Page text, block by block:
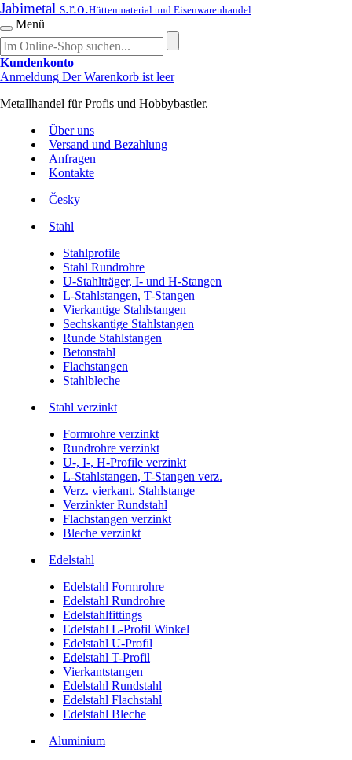
Jabimetal s.r.o.Hüttenmaterial und Eisenwarenhandel
Menü
Kundenkonto
Anmeldung Der Warenkorb ist leer
Metallhandel für Profis und Hobbybastler.
Über uns
Versand und Bezahlung
Anfragen
Kontakte
Česky
Stahl
Stahlprofile
Stahl Rundrohre
U-Stahlträger, I- und H-Stangen
L-Stahlstangen, T-Stangen
Vierkantige Stahlstangen
Sechskantige Stahlstangen
Runde Stahlstangen
Betonstahl
Flachstangen
Stahlbleche
Stahl verzinkt
Formrohre verzinkt
Rundrohre verzinkt
U-, I-, H-Profile verzinkt
L-Stahlstangen, T-Stangen verz.
Verz. vierkant. Stahlstange
Verzinkter Rundstahl
Flachstangen verzinkt
Bleche verzinkt
Edelstahl
Edelstahl Formrohre
Edelstahl Rundrohre
Edelstahlfittings
Edelstahl L-Profil Winkel
Edelstahl U-Profil
Edelstahl T-Profil
Vierkantstangen
Edelstahl Rundstahl
Edelstahl Flachstahl
Edelstahl Bleche
Aluminium